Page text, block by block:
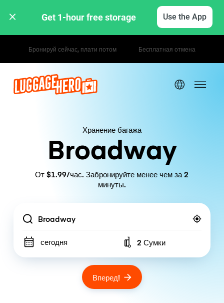
Get 1-hour free storage Use the App
Почасовые / дневные тарифы
Хранение багажа
Broadway
От $1.99/час. Забронируйте менее чем за 2
минуты.
Location
сегодня Number of bags
2 Сумки
Вперед!